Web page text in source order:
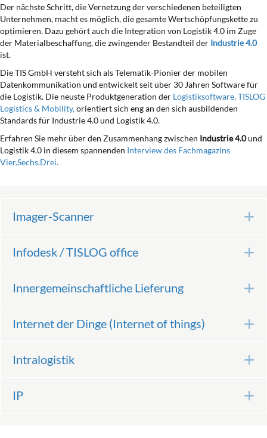
Der nächste Schritt, die Vernetzung der verschiedenen beteiligten
Unternehmen, macht es möglich, die gesamte Wertschöpfungskette zu
optimieren. Dazu gehört auch die Integration von Logistik 4.0 im Zuge
der Materialbeschaffung, die zwingender Bestandteil der Industrie 4.0
ist.
Die TIS GmbH versteht sich als Telematik-Pionier der mobilen
Datenkommunikation und entwickelt seit über 30 Jahren Software für
die Logistik. Die neuste Produktgeneration der Logistiksoftware, TISLOG
Logistics & Mobility,orientiert sich eng an den sich ausbildenden
Standards für Industrie 4.0 und Logistik 4.0.
Erfahren Sie mehr über den Zusammenhang zwischen Industrie 4.0und
Logistik 4.0 in diesem spannenden Interview des Fachmagazins
Vier.Sechs.Drei.
Imager-Scanner
Infodesk / TISLOG office
Innergemeinschaftliche Lieferung
Internet der Dinge (Internet of things)
Intralogistik
IP